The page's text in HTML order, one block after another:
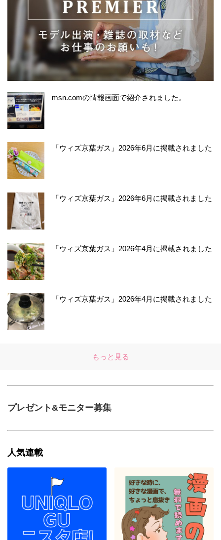
msn.comの情報画面で紹介されました。
「ウィズ京葉ガス」2026年6月に掲載されました
「ウィズ京葉ガス」2026年6月に掲載されました
「ウィズ京葉ガス」2026年4月に掲載されました
「ウィズ京葉ガス」2026年4月に掲載されました
もっと見る
プレゼント&モニター募集
人気連載